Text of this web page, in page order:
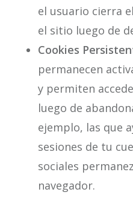
el usuario cierra
el sitio luego de
Cookies
permanecen
y permiten
luego de
ejemplo, las que
sesiones de tu
sociales
navegador.